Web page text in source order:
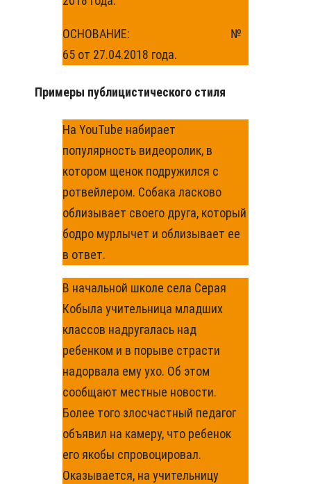
ОСНОВАНИЕ:
№
65 от 27.04.2018 года.
Примеры публицистического стиля
На YouTube набирает
популярность видеоролик, в
котором щенок подружился с
ротвейлером. Собака ласково
облизывает своего друга, который
бодро мурлычет и облизывает ее
в ответ.
В начальной школе села Серая
Кобыла учительница младших
классов надругалась над
ребенком и в порыве страсти
надорвала ему ухо. Об этом
сообщают местные новости.
Более того злосчастный педагог
объявил на камеру, что ребенок
его якобы спровоцировал.
Оказывается, на учительницу